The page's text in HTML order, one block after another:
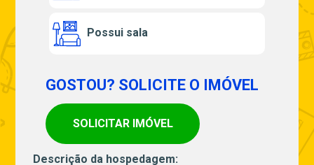
Possui sala
GOSTOU? SOLICITE O IMÓVEL
SOLICITAR IMÓVEL
Descrição da hospedagem: